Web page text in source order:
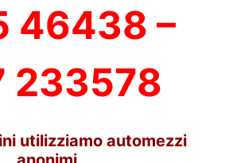
46438 –
233578
utilizziamo automezzi